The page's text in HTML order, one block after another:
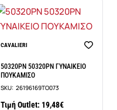
-29%
CAVALIERI
50320PN 50320PN ΓΥΝΑΙΚΕΙΟ
ΠΟΥΚΑΜΙΣΟ
SKU: 26196169TO073
Τιμή Outlet: 19,48€